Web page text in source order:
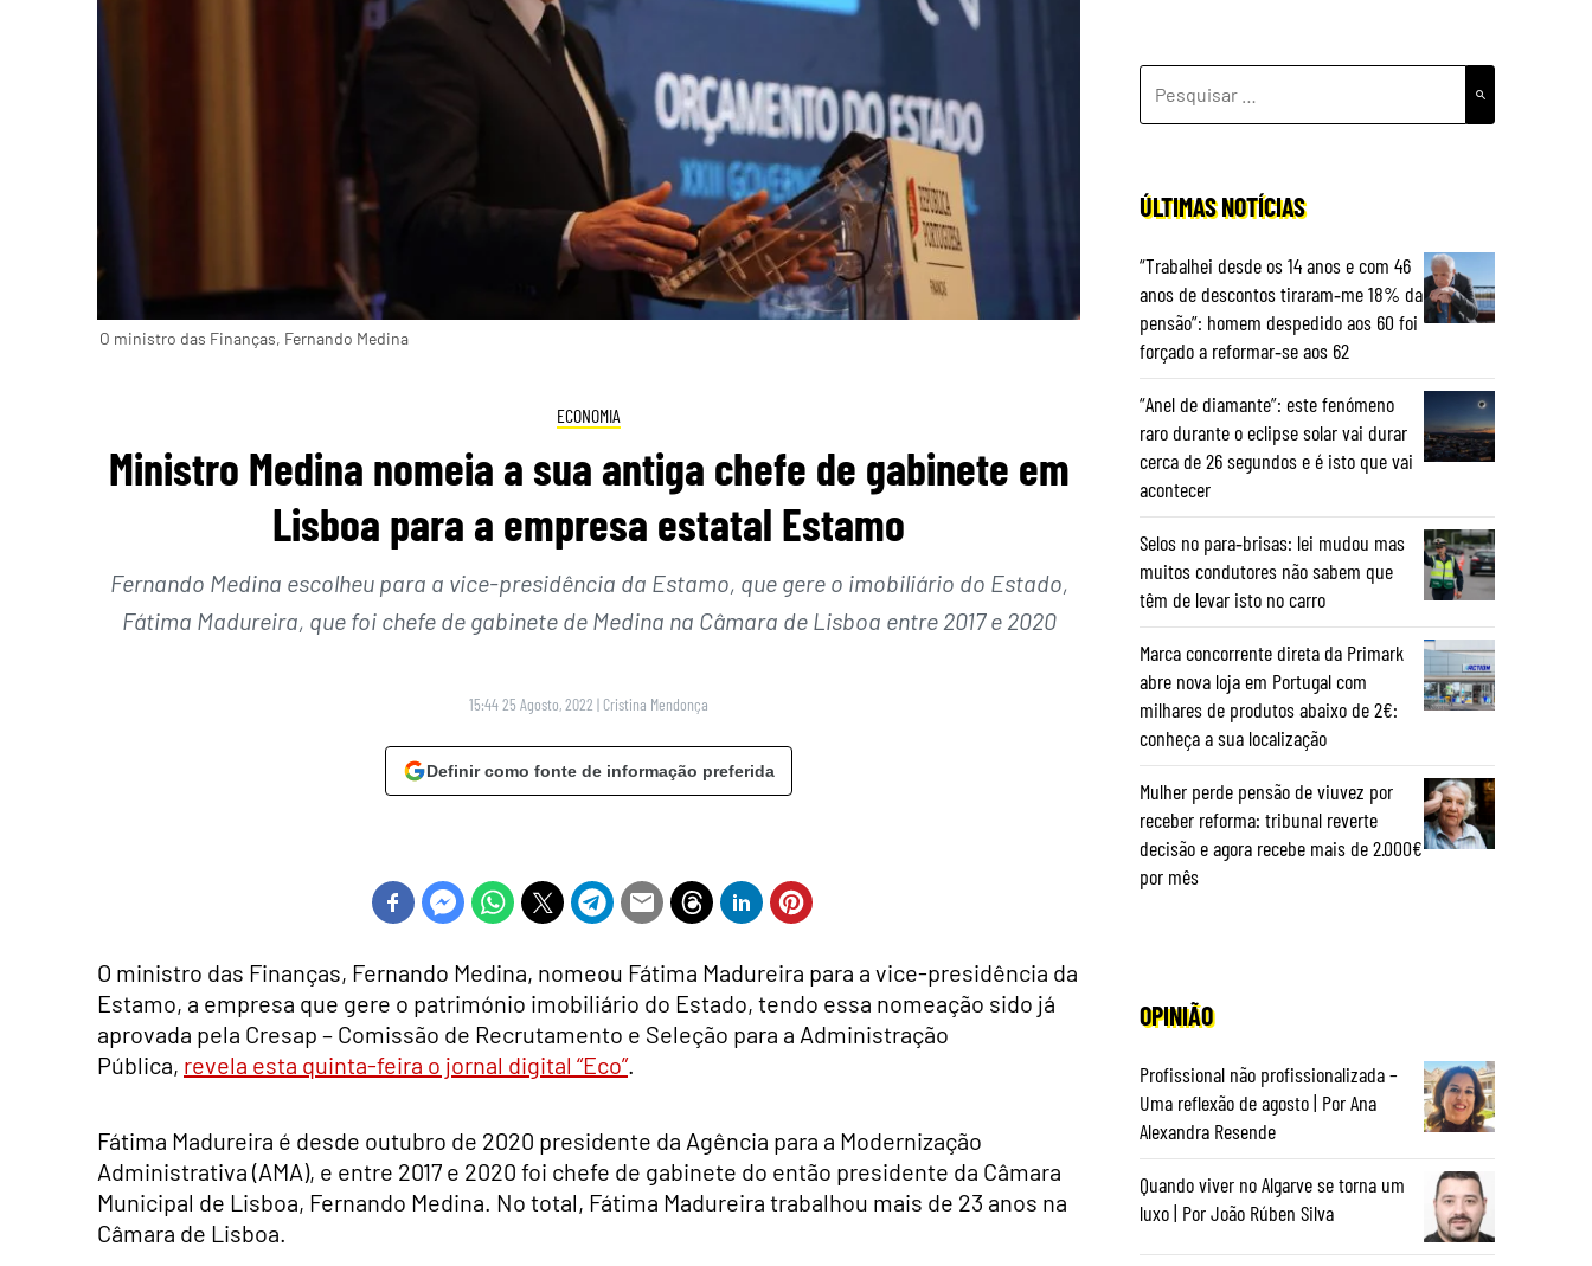
O ministro das Finanças, Fernando Medina
ECONOMIA
Ministro Medina nomeia a sua antiga chefe de gabinete em
Lisboa para a empresa estatal Estamo
Fernando Medina escolheu para a vice-presidência da Estamo, que gere o imobiliário do Estado,
Fátima Madureira, que foi chefe de gabinete de Medina na Câmara de Lisboa entre 2017 e 2020
15:44 25 Agosto, 2022 | Cristina Mendonça
Definir como fonte de informação preferida
O ministro das Finanças, Fernando Medina, nomeou Fátima Madureira para a vice-presidência da
Estamo, a empresa que gere o património imobiliário do Estado, tendo essa nomeação sido já
aprovada pela Cresap – Comissão de Recrutamento e Seleção para a Administração
Pública, revela esta quinta-feira o jornal digital “Eco”.
Fátima Madureira é desde outubro de 2020 presidente da Agência para a Modernização
Administrativa (AMA), e entre 2017 e 2020 foi chefe de gabinete do então presidente da Câmara
Municipal de Lisboa, Fernando Medina. No total, Fátima Madureira trabalhou mais de 23 anos na
Câmara de Lisboa.
POR:
ÚLTIMAS NOTÍCIAS
“Trabalhei desde os 14 anos e com 46
anos de descontos tiraram‑me 18% da
pensão”: homem despedido aos 60 foi
forçado a reformar‑se aos 62
“Anel de diamante”: este fenómeno
raro durante o eclipse solar vai durar
cerca de 26 segundos e é isto que vai
acontecer
Selos no para‑brisas: lei mudou mas
muitos condutores não sabem que
têm de levar isto no carro
Marca concorrente direta da Primark
abre nova loja em Portugal com
milhares de produtos abaixo de 2€:
conheça a sua localização
Mulher perde pensão de viuvez por
receber reforma: tribunal reverte
decisão e agora recebe mais de 2.000€
por mês
OPINIÃO
Profissional não profissionalizada –
Uma reflexão de agosto | Por Ana
Alexandra Resende
Quando viver no Algarve se torna um
luxo | Por João Rúben Silva